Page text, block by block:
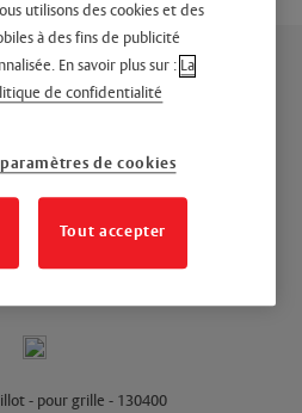
fouillot -
- pour grille - 130400
utilisons des cookies et des
à des fins de publicité
En savoir plus sur : La
de confidentialité
de cookies
Tout accepter